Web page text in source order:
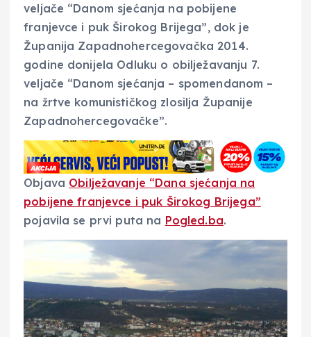
veljače “Danom sjećanja na pobijene
franjevce i puk Širokog Brijega”, dok je
Županija Zapadnohercegovačka 2014.
godine donijela Odluku o obilježavanju 7.
veljače “Danom sjećanja – spomendanom –
na žrtve komunističkog zlosilja Županije
Zapadnohercegovačke”.
Objava Obilježavanje “Dana sjećanja na
pobijene franjevce i puk Širokog Brijega”
pojavila se prvi puta na Pogled.ba.